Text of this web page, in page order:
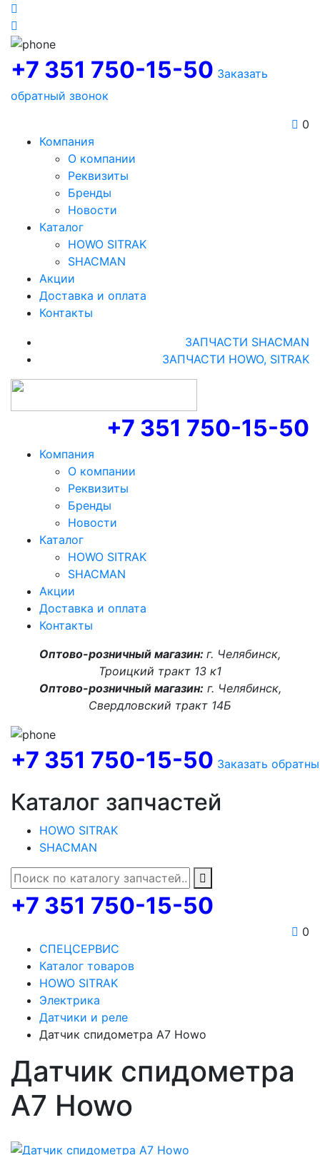
+7 351 750-15-50 Заказать
обратный звонок
0
Компания
О компании
Реквизиты
Бренды
Новости
Каталог
HOWO SITRAK
SHACMAN
Акции
Доставка и оплата
Контакты
ЗАПЧАСТИ SHACMAN
ЗАПЧАСТИ HOWO, SITRAK
+7 351 750-15-50
Компания
О компании
Реквизиты
Бренды
Новости
Каталог
HOWO SITRAK
SHACMAN
Акции
Доставка и оплата
Контакты
Оптово-розничный магазин: г. Челябинск,
Троицкий тракт 13 к1
Оптово-розничный магазин:г. Челябинск,
Свердловский тракт 14Б
+7 351 750-15-50 Заказать
Каталог запчастей
HOWO SITRAK
SHACMAN
+7 351 750-15-50
0
СПЕЦСЕРВИС
Каталог товаров
HOWO SITRAK
Электрика
Датчики и реле
Датчик спидометра A7 Howo
Датчик спидометра
A7 Howo